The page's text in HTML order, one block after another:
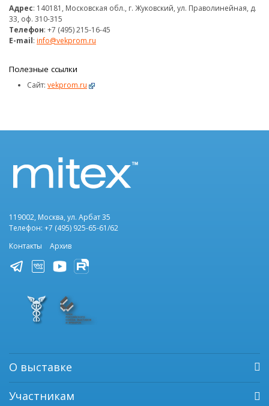
Адрес: 140181, Московская обл., г. Жуковский, ул. Праволинейная, д.
33, оф. 310-315
Телефон: +7 (495) 215-16-45
E-mail: info@vekprom.ru
Полезные ссылки
Сайт: vekprom.ru
119002, Москва, ул. Арбат 35
Телефон: +7 (495) 925-65-61/62
Контакты
Архив
О выставке
Участникам